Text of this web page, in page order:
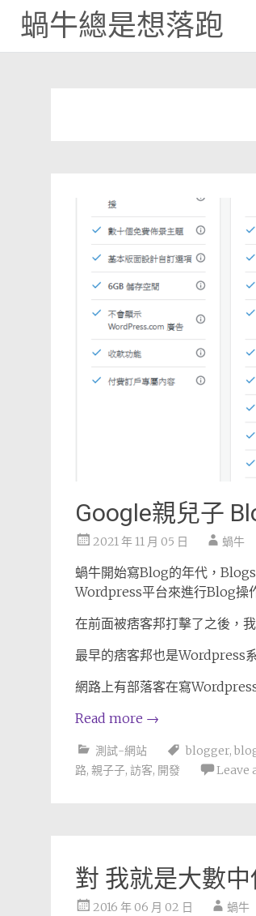
蝸牛總是想落跑
Google親兒子
2021 年 11 月 05 日 蝸牛
蝸牛開始寫Blog的年代，
Wordpress平台來進行Blog操
在前面被痞客邦打擊了之後，
最早的痞客邦也是Wordpress
網路上有部落客在寫
Read more →
測試-網站 blogger,
路, 親子子, 訪客, 開發 Leave
對 我就是大數
2016 年 06 月 02 日 蝸牛